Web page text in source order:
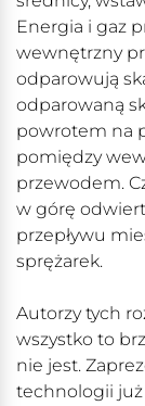
Energia i gaz
wewnętrzny
odparowują
odparowaną
powrotem na
pomiędzy
przewodem.
w górę
przepływu
sprężarek.
Autorzy tych
wszystko to
nie jest.
technologii już